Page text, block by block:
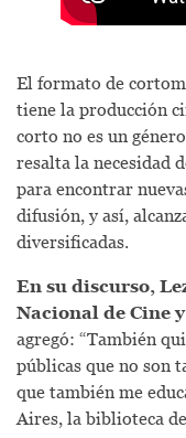
El formato de
tiene la producción
corto no es un
resalta la necesidad
para encontrar
difusión, y así,
diversificadas.
En su discurso,
Nacional de Cine
agregó: “También
públicas que no son
que también me
Aires, la biblioteca